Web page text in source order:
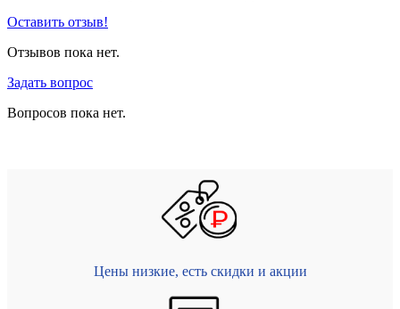
Оставить отзыв!
Отзывов пока нет.
Задать вопрос
Вопросов пока нет.
Цены низкие, есть скидки и акции